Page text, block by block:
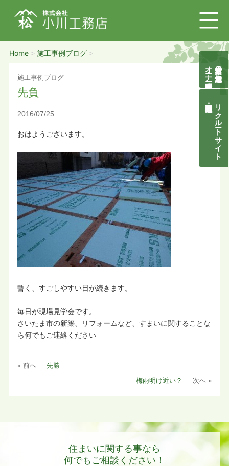
Home> 施工事例ブログ>
施工事例ブログ
先負
2016/07/25
おはようございます。
暫く、すごしやすい日が続きます。
毎日が現場見学会です。
さいたま市の新築、リフォームなど、すまいに関することな
ら何でもご連絡ください
« 前へ 先勝
梅雨明け近い？ 次へ »
住まいに関する事なら
何でもご相談ください！
自然素材の無垢木造住宅
オーナー様募集説明会
リクルートサイト